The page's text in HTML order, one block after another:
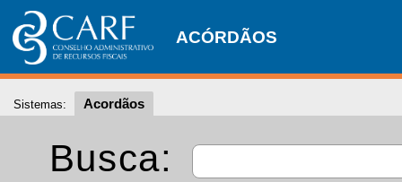
ACÓRDÃOS
Sistemas: Acordãos
Busca: